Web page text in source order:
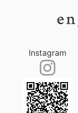
Instagram